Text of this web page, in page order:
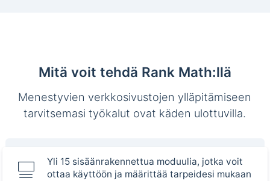
Mitä voit tehdä Rank Math:llä
Menestyvien verkkosivustojen ylläpitämiseen
tarvitsemasi työkalut ovat käden ulottuvilla.
Yli 15 sisäänrakennettua moduulia, jotka voit
ottaa käyttöön ja määrittää tarpeidesi mukaan